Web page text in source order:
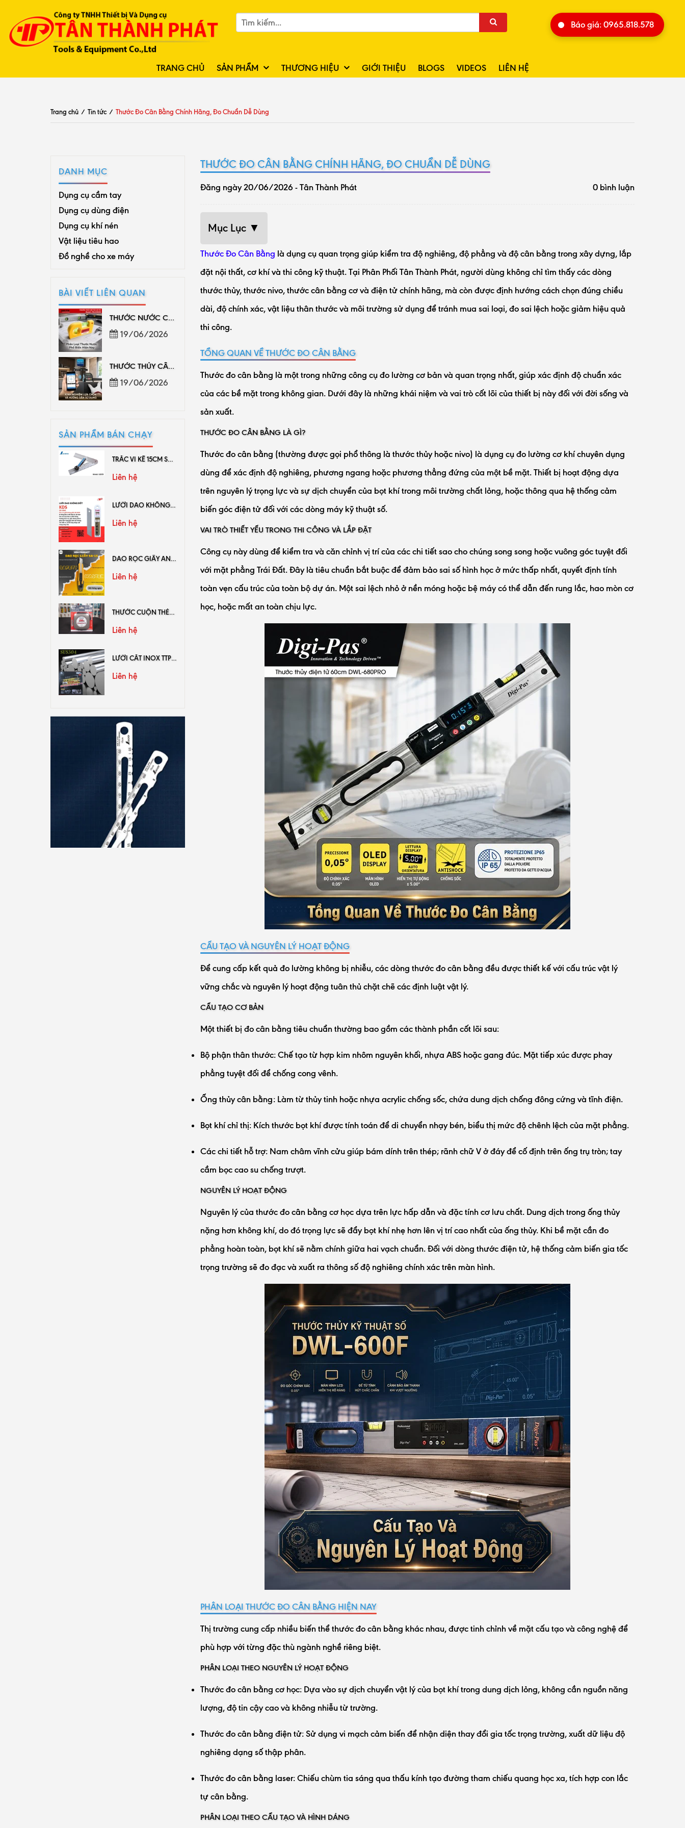
Báo giá: 0965.818.578
TRANG CHỦ SẢN PHẨM THƯƠNG HIỆU GIỚI THIỆU BLOGS VIDEOS LIÊN HỆ
Trang chủ / Tin tức / Thước Đo Cân Bằng Chính Hãng, Đo Chuẩn Dễ Dùng
THƯỚC ĐO CÂN BẰNG CHÍNH HÃNG, ĐO CHUẨN DỄ DÙNG
Đăng ngày 20/06/2026 - Tân Thành Phát 0 bình luận
Mục Lục ▼
Thước Đo Cân Bằng là dụng cụ quan trọng giúp kiểm tra độ nghiêng, độ phẳng và độ cân bằng trong xây dựng, lắp
đặt nội thất, cơ khí và thi công kỹ thuật. Tại Phân Phối Tân Thành Phát, người dùng không chỉ tìm thấy các dòng
thước thủy, thước nivo, thước cân bằng cơ và điện tử chính hãng, mà còn được định hướng cách chọn đúng chiều
dài, độ chính xác, vật liệu thân thước và môi trường sử dụng để tránh mua sai loại, đo sai lệch hoặc giảm hiệu quả
thi công.
TỔNG QUAN VỀ THƯỚC ĐO CÂN BẰNG
Thước đo cân bằng là một trong những công cụ đo lường cơ bản và quan trọng nhất, giúp xác định độ chuẩn xác
của các bề mặt trong không gian. Dưới đây là những khái niệm và vai trò cốt lõi của thiết bị này đối với đời sống và
sản xuất.
THƯỚC ĐO CÂN BẰNG LÀ GÌ?
Thước đo cân bằng (thường được gọi phổ thông là thước thủy hoặc nivo) là dụng cụ đo lường cơ khí chuyên dụng
dùng để xác định độ nghiêng, phương ngang hoặc phương thẳng đứng của một bề mặt. Thiết bị hoạt động dựa
trên nguyên lý trọng lực và sự dịch chuyển của bọt khí trong môi trường chất lỏng, hoặc thông qua hệ thống cảm
biến góc điện tử đối với các dòng máy kỹ thuật số.
VAI TRÒ THIẾT YẾU TRONG THI CÔNG VÀ LẮP ĐẶT
Công cụ này dùng để kiểm tra và căn chỉnh vị trí của các chi tiết sao cho chúng song song hoặc vuông góc tuyệt đối
với mặt phẳng Trái Đất. Đây là tiêu chuẩn bắt buộc để đảm bảo sai số hình học ở mức thấp nhất, quyết định tính
toàn vẹn cấu trúc của toàn bộ dự án. Một sai lệch nhỏ ở nền móng hoặc bệ máy có thể dẫn đến rung lắc, hao mòn cơ
học, hoặc mất an toàn chịu lực.
CẤU TẠO VÀ NGUYÊN LÝ HOẠT ĐỘNG
Để cung cấp kết quả đo lường không bị nhiễu, các dòng thước đo cân bằng đều được thiết kế với cấu trúc vật lý
vững chắc và nguyên lý hoạt động tuân thủ chặt chẽ các định luật vật lý.
CẤU TẠO CƠ BẢN
Một thiết bị đo cân bằng tiêu chuẩn thường bao gồm các thành phần cốt lõi sau:
Bộ phận thân thước: Chế tạo từ hợp kim nhôm nguyên khối, nhựa ABS hoặc gang đúc. Mặt tiếp xúc được phay
phẳng tuyệt đối để chống cong vênh.
Ống thủy cân bằng: Làm từ thủy tinh hoặc nhựa acrylic chống sốc, chứa dung dịch chống đông cứng và tĩnh điện.
Bọt khí chỉ thị: Kích thước bọt khí được tính toán để di chuyển nhạy bén, biểu thị mức độ chênh lệch của mặt phẳng.
Các chi tiết hỗ trợ: Nam châm vĩnh cửu giúp bám dính trên thép; rãnh chữ V ở đáy để cố định trên ống trụ tròn; tay
cầm bọc cao su chống trượt.
NGUYÊN LÝ HOẠT ĐỘNG
Nguyên lý của thước đo cân bằng cơ học dựa trên lực hấp dẫn và đặc tính cơ lưu chất. Dung dịch trong ống thủy
nặng hơn không khí, do đó trọng lực sẽ đẩy bọt khí nhẹ hơn lên vị trí cao nhất của ống thủy. Khi bề mặt cần đo
phẳng hoàn toàn, bọt khí sẽ nằm chính giữa hai vạch chuẩn. Đối với dòng thước điện tử, hệ thống cảm biến gia tốc
trọng trường sẽ đo đạc và xuất ra thông số độ nghiêng chính xác trên màn hình.
PHÂN LOẠI THƯỚC ĐO CÂN BẰNG HIỆN NAY
Thị trường cung cấp nhiều biến thể thước đo cân bằng khác nhau, được tinh chỉnh về mặt cấu tạo và công nghệ để
phù hợp với từng đặc thù ngành nghề riêng biệt.
PHÂN LOẠI THEO NGUYÊN LÝ HOẠT ĐỘNG
Thước đo cân bằng cơ học: Dựa vào sự dịch chuyển vật lý của bọt khí trong dung dịch lỏng, không cần nguồn năng
lượng, độ tin cậy cao và không nhiễu từ trường.
Thước đo cân bằng điện tử: Sử dụng vi mạch cảm biến để nhận diện thay đổi gia tốc trọng trường, xuất dữ liệu độ
nghiêng dạng số thập phân.
Thước đo cân bằng laser: Chiếu chùm tia sáng qua thấu kính tạo đường tham chiếu quang học xa, tích hợp con lắc
tự cân bằng.
PHÂN LOẠI THEO CẤU TẠO VÀ HÌNH DÁNG
DANH MỤC
Dụng cụ cầm tay
Dụng cụ dùng điện
Dụng cụ khí nén
Vật liệu tiêu hao
Đồ nghề cho xe máy
BÀI VIẾT LIÊN QUAN
THƯỚC NƯỚC CHÍNH HÃNG, ĐO CÂN BẰNG CHUẨN
19/06/2026
THƯỚC THỦY CÂN BẰNG CAO CẤP, GIÁ PHÂN PHỐI
19/06/2026
SẢN PHẨM BÁN CHẠY
TRẮC VI KẾ 15CM SHINWA 62659
Liên hệ
LƯỠI DAO KHÔNG ĐỐT GB-10NS
Liên hệ
DAO RỌC GIẤY AN TOÀN SAFETY MASTER SA-15
Liên hệ
THƯỚC CUỘN THÉP KDS HỆ MÉT KL10-20
Liên hệ
LƯỠI CẮT INOX TTPUSA
Liên hệ